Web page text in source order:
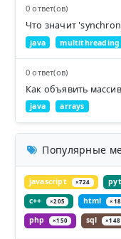
0 ответ(ов)
Что значит
java multithreading
0 ответ(ов)
Как объявить
java arrays
Популярные
javascript ×724
c++ ×205 html
php ×150 sql ×148